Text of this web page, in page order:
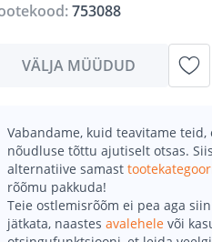
753088
VÄLJA MÜÜDUD
Vabandame, kuid teavitame
nõudluse tõttu ajutiselt otsas.
alternatiive samast
rõõmu pakkuda!
Teie ostlemisrõõm ei pea aga
jätkata, naastes avalehele või